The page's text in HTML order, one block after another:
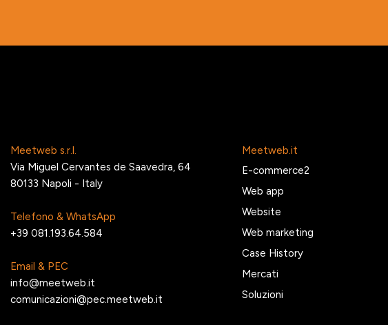
Meetweb s.r.l.
Via Miguel Cervantes de Saavedra, 64
80133 Napoli - Italy
Telefono & WhatsApp
+39 081.193.64.584
Email & PEC
info@meetweb.it
comunicazioni@pec.meetweb.it
Meetweb.it
E-commerce2
Web app
Website
Web marketing
Case History
Mercati
Soluzioni